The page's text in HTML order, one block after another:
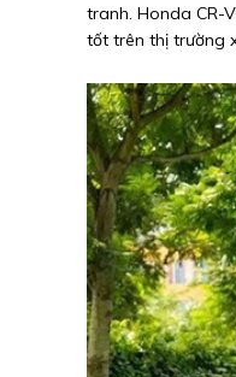
tranh. Honda CR-
tốt trên thị trường